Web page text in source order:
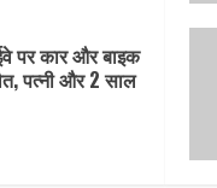
पर कार और बाइक
पत्नी और 2 साल